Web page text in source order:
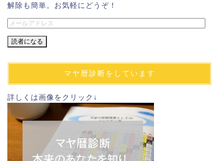
解除も簡単。お気軽にどうぞ！
メ
ル
ド
ス
マヤ暦診断をしています
詳しくは画像をクリック↓